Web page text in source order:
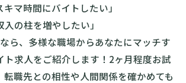
キマ時間にバイトしたい」
入の柱を増やしたい」
ら、多様な職場からあなたにマッチす
ト求人をご紹介します！2ヶ月程度お試
転職先との相性や人間関係を確かめても